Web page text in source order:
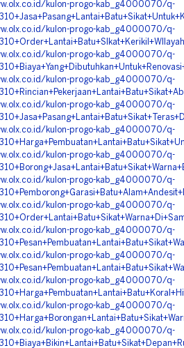
kulon-progo-kab_g4000070/q-
kulon-progo-kab_g4000070/q-
kulon-progo-kab_g4000070/q-
kulon-progo-kab_g4000070/q-
kulon-progo-kab_g4000070/q-
kulon-progo-kab_g4000070/q-
kulon-progo-kab_g4000070/q-
kulon-progo-kab_g4000070/q-
kulon-progo-kab_g4000070/q-
kulon-progo-kab_g4000070/q-
kulon-progo-kab_g4000070/q-
kulon-progo-kab_g4000070/q-
kulon-progo-kab_g4000070/q-
kulon-progo-kab_g4000070/q-